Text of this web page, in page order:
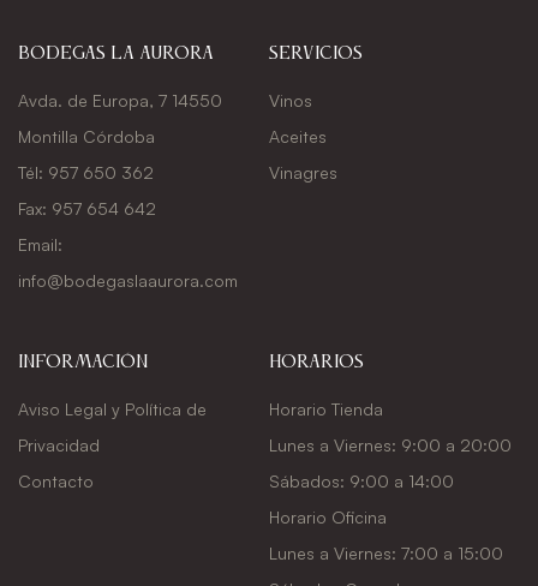
Bodegas La Aurora
Avda. de Europa, 7 14550
Montilla Córdoba
Tél: 957 650 362
Fax: 957 654 642
Email:
info@bodegaslaaurora.com
Servicios
Vinos
Aceites
Vinagres
Información
Aviso Legal y Política de
Privacidad
Contacto
Horarios
Horario Tienda
Lunes a Viernes: 9:00 a 20:00
Sábados: 9:00 a 14:00
Horario Oficina
Lunes a Viernes: 7:00 a 15:00